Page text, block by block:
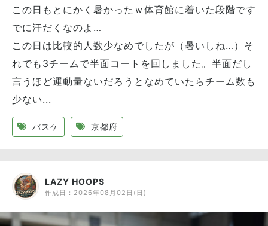
この日もとにかく暑かったｗ体育館に着いた段階です
でに汗だくなのよ…
この日は比較的人数少なめでしたが（暑いしね…）そ
れでも3チームで半面コートを回しました。半面だし
言うほど運動量ないだろうとなめていたらチーム数も
少ない...
バスケ 京都府
LAZY HOOPS
作成日： 2026年08月02日(日)